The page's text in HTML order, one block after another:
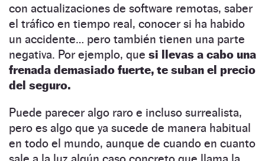
con actualizaciones de software remotas, saber
el tráfico en tiempo real, conocer si ha habido
un accidente… pero también tienen una parte
negativa. Por ejemplo, que si llevas a cabo una
frenada demasiado fuerte, te suban el precio
del seguro.
Puede parecer algo raro e incluso surrealista,
pero es algo que ya sucede de manera habitual
en todo el mundo, aunque de cuando en cuanto